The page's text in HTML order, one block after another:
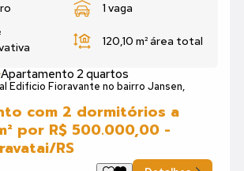
1 vaga
120,10 m²área total
Apartamento 2 quartos
Edificio Fioravante no bairro Jansen,
com 2 dormitórios a
por R$ 500.000,00 -
RS